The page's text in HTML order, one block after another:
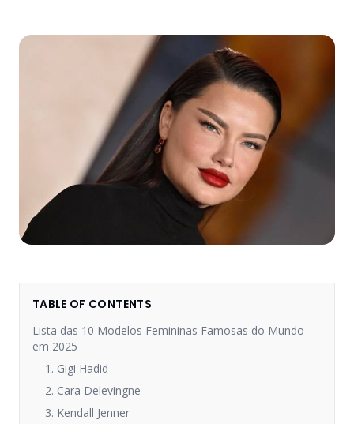
TABLE OF CONTENTS
Lista das 10 Modelos Femininas Famosas do Mundo
em 2025
1. Gigi Hadid
2. Cara Delevingne
3. Kendall Jenner